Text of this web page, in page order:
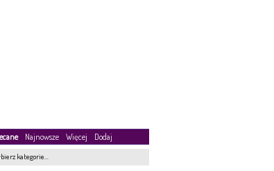
Najnowsze Więcej Dodaj
kategorie…